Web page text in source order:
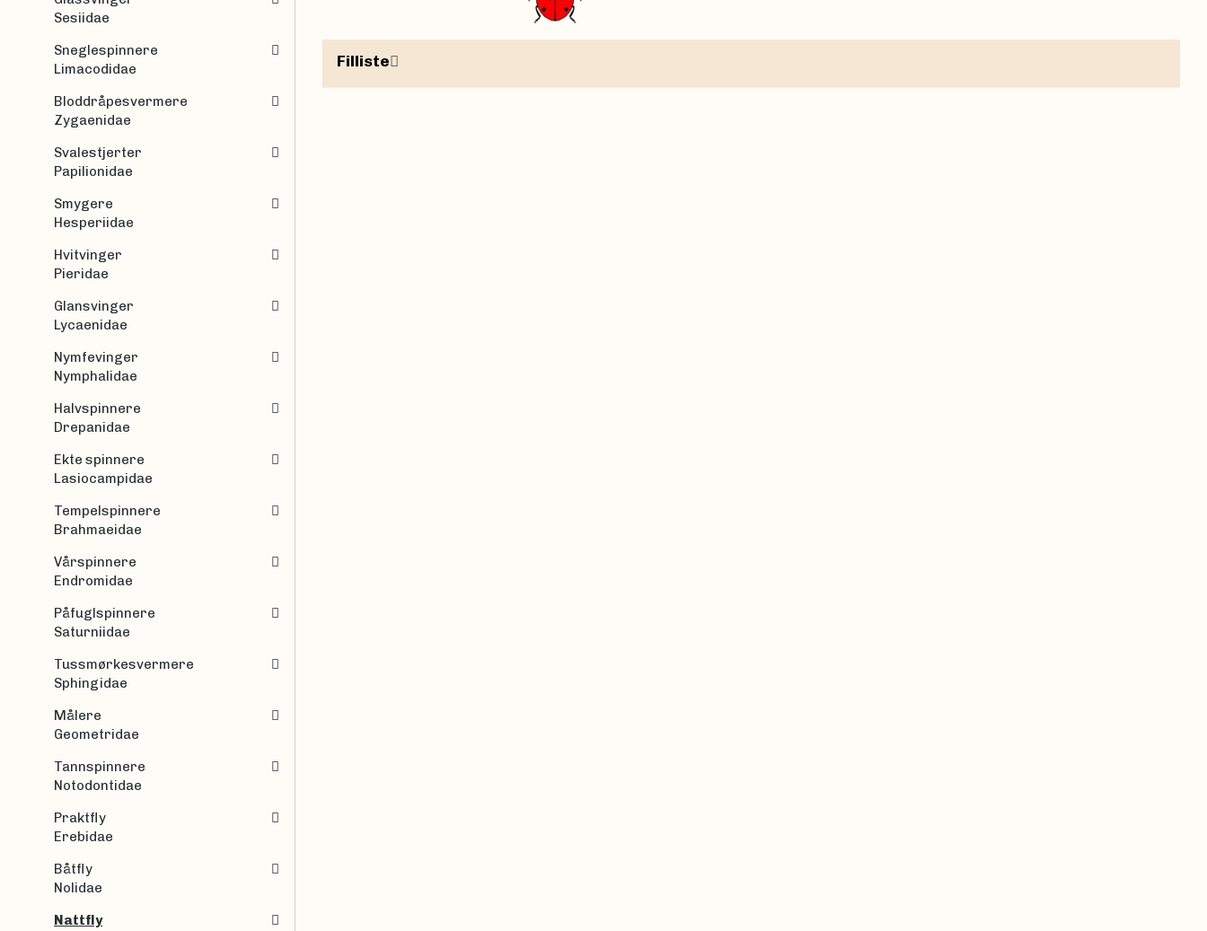
Filliste
Sesiidae
Sneglespinnere
Limacodidae
Bloddråpesvermere
Zygaenidae
Svalestjerter
Papilionidae
Smygere
Hesperiidae
Hvitvinger
Pieridae
Glansvinger
Lycaenidae
Nymfevinger
Nymphalidae
Halvspinnere
Drepanidae
Ekte spinnere
Lasiocampidae
Tempelspinnere
Brahmaeidae
Vårspinnere
Endromidae
Påfuglspinnere
Saturniidae
Tussmørkesvermere
Sphingidae
Målere
Geometridae
Tannspinnere
Notodontidae
Praktfly
Erebidae
Båtfly
Nolidae
Nattfly